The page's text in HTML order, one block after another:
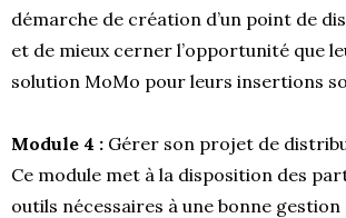
démarche de création d’un point de
et de mieux cerner l’opportunité que
solution MoMo pour leurs insertions
Module 4 : Gérer son projet de
Ce module met à la disposition des
outils nécessaires à une bonne